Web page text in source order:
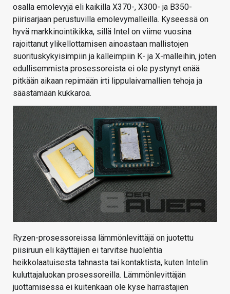
osalla emolevyjä eli kaikilla X370-, X300- ja B350-
piirisarjaan perustuvilla emolevymalleilla. Kyseessä on
hyvä markkinointikikka, sillä Intel on viime vuosina
rajoittanut ylikellottamisen ainoastaan mallistojen
suorituskykyisimpiin ja kalleimpiin K- ja X-malleihin, joten
edullisemmista prosessoreista ei ole pystynyt enää
pitkään aikaan repimään irti lippulaivamallien tehoja ja
säästämään kukkaroa.
Ryzen-prosessoreissa lämmönlevittäjä on juotettu
piisiruun eli käyttäjien ei tarvitse huolehtia
heikkolaatuisesta tahnasta tai kontaktista, kuten Intelin
kuluttajaluokan prosessoreilla. Lämmönlevittäjän
juottamisessa ei kuitenkaan ole kyse harrastajien